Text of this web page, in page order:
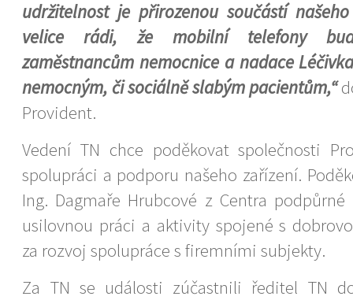
udržitelnost je přirozenou součástí
velice rádi, že mobilní telefony
zaměstnancům nemocnice a nadace
nemocným, či sociálně slabým pacientům,“
Provident.
Vedení TN chce poděkovat společnosti
spolupráci a podporu našeho zařízení.
Ing. Dagmaře Hrubcové z Centra
usilovnou práci a aktivity spojené s
za rozvoj spolupráce s firemními subjekty.
Za TN se události zúčastnili ředitel TN